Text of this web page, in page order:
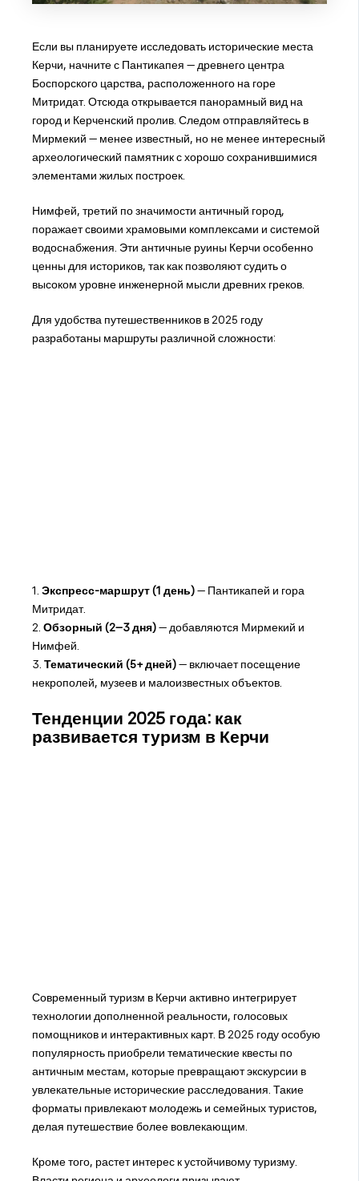
Если вы планируете исследовать исторические места
Керчи, начните с Пантикапея — древнего центра
Боспорского царства, расположенного на горе
Митридат. Отсюда открывается панорамный вид на
город и Керченский пролив. Следом отправляйтесь в
Мирмекий — менее известный, но не менее интересный
археологический памятник с хорошо сохранившимися
элементами жилых построек.
Нимфей, третий по значимости античный город,
поражает своими храмовыми комплексами и системой
водоснабжения. Эти античные руины Керчи особенно
ценны для историков, так как позволяют судить о
высоком уровне инженерной мысли древних греков.
Для удобства путешественников в 2025 году
разработаны маршруты различной сложности:
1. Экспресс-маршрут (1 день)— Пантикапей и гора
Митридат.
2. Обзорный (2–3 дня)— добавляются Мирмекий и
Нимфей.
3. Тематический (5+ дней)— включает посещение
некрополей, музеев и малоизвестных объектов.
Тенденции 2025 года: как
развивается туризм в Керчи
Современный туризм в Керчи активно интегрирует
технологии дополненной реальности, голосовых
помощников и интерактивных карт. В 2025 году особую
популярность приобрели тематические квесты по
античным местам, которые превращают экскурсии в
увлекательные исторические расследования. Такие
форматы привлекают молодежь и семейных туристов,
делая путешествие более вовлекающим.
Кроме того, растет интерес к устойчивому туризму.